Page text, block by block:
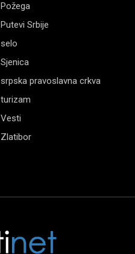
Požega
Putevi Srbije
selo
Sjenica
srpska pravoslavna crkva
turizam
Vesti
Zlatibor